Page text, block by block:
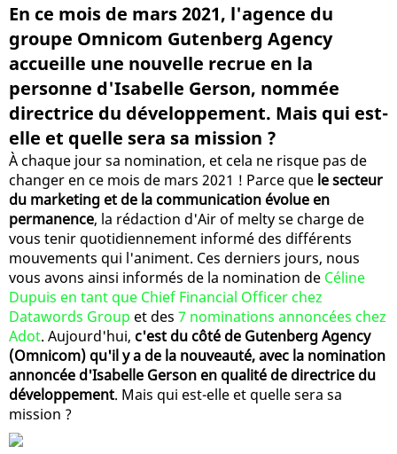
En ce mois de mars 2021, l'agence du
groupe Omnicom Gutenberg Agency
accueille une nouvelle recrue en la
personne d'Isabelle Gerson, nommée
directrice du développement. Mais qui est-
elle et quelle sera sa mission ?
À chaque jour sa nomination, et cela ne risque pas de
changer en ce mois de mars 2021 ! Parce que le secteur
du marketing et de la communication évolue en
permanence, la rédaction d'Air of melty se charge de
vous tenir quotidiennement informé des différents
mouvements qui l'animent. Ces derniers jours, nous
vous avons ainsi informés de la nomination de Céline
Dupuis en tant que Chief Financial Officer chez
Datawords Group et des 7 nominations annoncées chez
Adot. Aujourd'hui, c'est du côté de Gutenberg Agency
(Omnicom) qu'il y a de la nouveauté, avec la nomination
annoncée d'Isabelle Gerson en qualité de directrice du
développement. Mais qui est-elle et quelle sera sa
mission ?